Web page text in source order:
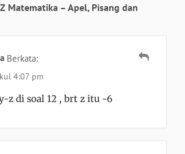
Matematika – Apel, Pisang dan
Berkata:
4:07 pm
z di soal 12 , brt z itu -6